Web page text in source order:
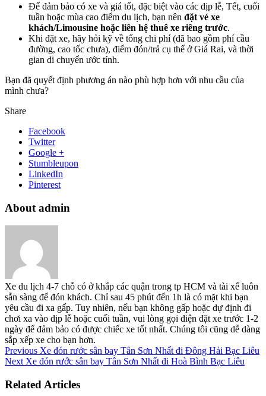
Để đảm bảo có xe và giá tốt, đặc biệt vào các dịp lễ, Tết, cuối
tuần hoặc mùa cao điểm du lịch, bạn nên đặt vé xe
khách/Limousine hoặc liên hệ thuê xe riêng trước.
Khi đặt xe, hãy hỏi kỹ về tổng chi phí (đã bao gồm phí cầu
đường, cao tốc chưa), điểm đón/trả cụ thể ở Giá Rai, và thời
gian di chuyển ước tính.
Bạn đã quyết định phương án nào phù hợp hơn với nhu cầu của
mình chưa?
Share
Facebook
Twitter
Google +
Stumbleupon
LinkedIn
Pinterest
About admin
Xe du lịch 4-7 chỗ có ở khắp các quận trong tp HCM và tài xế luôn
sẵn sàng để đón khách. Chỉ sau 45 phút đến 1h là có mặt khi bạn
yêu cầu đi xa gấp. Tuy nhiên, nếu bạn không gấp hoặc dự định đi
chơi xa vào dịp lễ hoặc cuối tuần, vui lòng gọi điện đặt xe trước 1-2
ngày để đảm bảo có được chiếc xe tốt nhất. Chúng tôi cũng dễ dàng
sắp xếp xe cho bạn hơn.
Previous Xe đón rước sân bay Tân Sơn Nhất đi Đông Hải Bạc Liêu
Next Xe đón rước sân bay Tân Sơn Nhất đi Hoà Bình Bạc Liêu
Related Articles